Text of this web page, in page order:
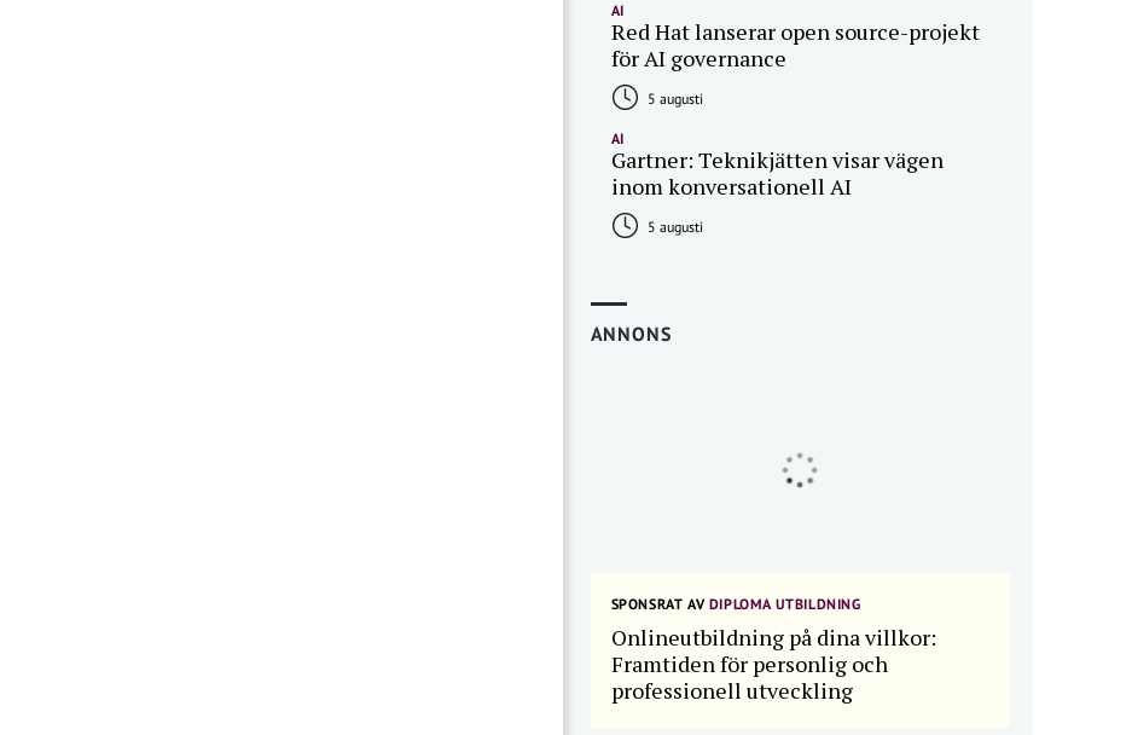
AI
Red Hat lanserar open source-projekt
för AI governance
5 augusti
AI
Gartner: Teknikjätten visar vägen
inom konversationell AI
5 augusti
ANNONS
SPONSRAT AVDIPLOMA UTBILDNING
Onlineutbildning på dina villkor:
Framtiden för personlig och
professionell utveckling